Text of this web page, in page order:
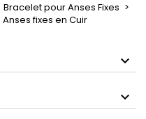
Bracelet pour Anses Fixes
fixes en Cuir